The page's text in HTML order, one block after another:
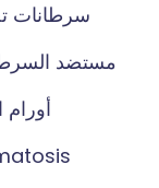
سرطانات
مستضد
أورام